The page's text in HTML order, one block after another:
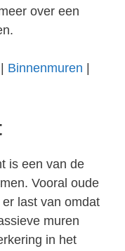
over een
Binnenmuren
is een van de
Vooral oude
last van omdat
muren
in het